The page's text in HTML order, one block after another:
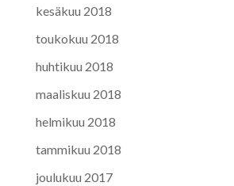
kesäkuu 2018
toukokuu 2018
huhtikuu 2018
maaliskuu 2018
helmikuu 2018
tammikuu 2018
joulukuu 2017